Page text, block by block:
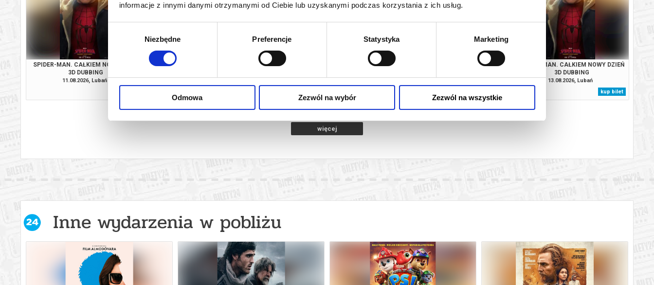
informacje z innymi danymi otrzymanymi od Ciebie lub uzyskanymi podczas korzystania z ich usług.
Niezbędne Preferencje Statystyka Marketing
Odmowa Zezwól na wybór Zezwól na wszystkie
SPIDER-MAN. CAŁKIEM NOWY DZIEŃ
3D DUBBING
11.08.2026, Lubań
PSI PATROL I DINOZAURY
SPIDER-MAN. CAŁKIEM NOWY DZIEŃ
PSI PATROL I DINOZAURY
SPIDER-MAN. CAŁKIEM NOWY DZIEŃ
3D DUBBING
13.08.2026, Lubań
kup bilet
więcej
Inne wydarzenia w pobliżu